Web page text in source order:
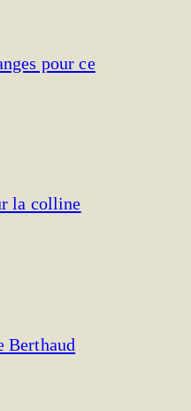
pour ce
la colline
Berthaud